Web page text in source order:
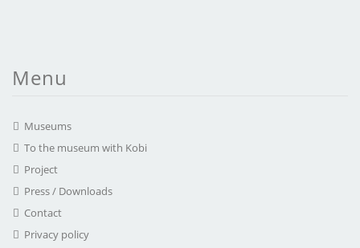
Menu
Museums
To the museum with Kobi
Project
Press / Downloads
Contact
Privacy policy